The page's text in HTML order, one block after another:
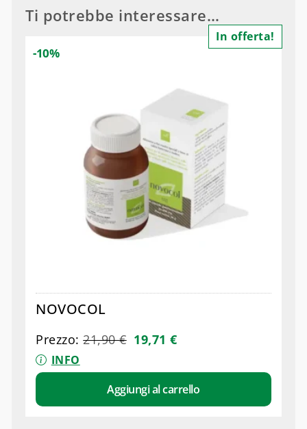
Ti potrebbe interessare…
NOVOCOL
Prezzo:21,90€ 19,71€
INFO
Aggiungi al carrello
In offerta!
-10%